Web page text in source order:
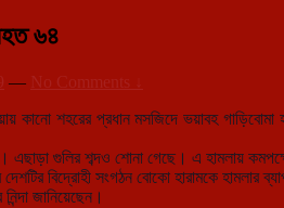
৬৪
— No Comments ↓
কানো শহরের প্রধান মসজিদে ভয়াবহ
এছাড়া ‍গুলির শব্দও শোনা গেছে। এ হামলায়
বিদ্রোহী সংগঠন বোকো হারামকে হামলার
জানিয়েছেন।